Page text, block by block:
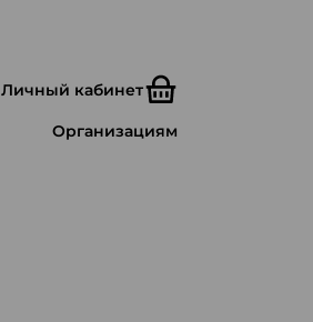
Личный кабинет
Организациям